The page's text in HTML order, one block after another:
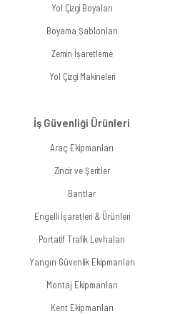
Yol Çizgi Boyaları
Boyama Şablonları
Zemin İşaretleme
Yol Çizgi Makineleri
İş Güvenliği Ürünleri
Araç Ekipmanları
Zincir ve Şeritler
Bantlar
Engelli İşaretleri & Ürünleri
Portatif Trafik Levhaları
Yangın Güvenlik Ekipmanları
Montaj Ekipmanları
Kent Ekipmanları